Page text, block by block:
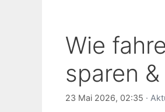
Wie
sparen
23 Mai 2026, 02:35 ·